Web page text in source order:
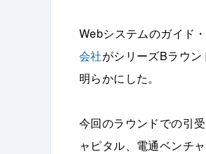
Webシステムのガイド
会社がシリーズBラウ
明らかにした。
今回のラウンドでの引
ャピタル、電通ベンチ